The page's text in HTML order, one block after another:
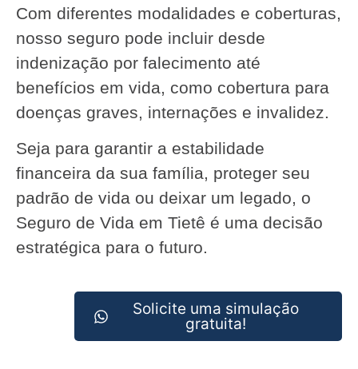
Com diferentes modalidades e coberturas,
nosso seguro pode incluir desde
indenização por falecimento até
benefícios em vida, como cobertura para
doenças graves, internações e invalidez.
Seja para garantir a estabilidade
financeira da sua família, proteger seu
padrão de vida ou deixar um legado, o
Seguro de Vida em Tietê é uma decisão
estratégica para o futuro.
Solicite uma simulação
gratuita!